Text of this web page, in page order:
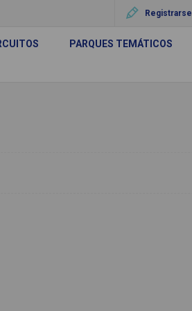
Registrarse
PARQUES TEMÁTICOS